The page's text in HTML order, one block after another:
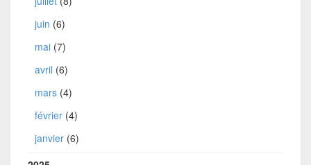
juin (6)
mai (7)
avril (6)
mars (4)
février (4)
janvier (6)